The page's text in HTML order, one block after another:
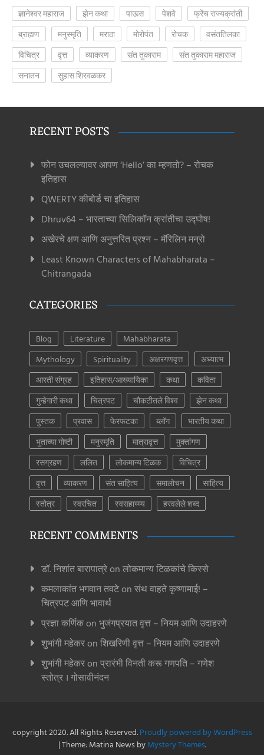
ज्ञानेश्वर महाराज
झेन कथा पाऊस पेशवे
फ्रेंच राज्यक्रांती
ब्राह्मण
मनुस्मृति मराठा मोरोपंत रोचक
वसंततिलका
विचित्र
वृत्त व्याकरण संत तुकाराम
संत तुकाराम महाराज
सनातन
सुहास शिरवळकर
RECENT POSTS
फोन उचलल्यावर आपण ‘Hello’ का म्हणतो? – रोचक
इतिहास
QWERTY कीबोर्ड चा इतिहास
Dhruv64 – भारताच्या सिलिकॉन क्रांतीचा उद्घोष!
अखेरचे क्षण आणि अनुत्तरित प्रश्न – मॅरिलिन मन्रो
Least Known Characters of Mahabharata –
Chitrangada
CATEGORIES
Blog Literature
Mahabharata
Mythology
Spirituality अक्षरगणवृत्त
अध्यात्म
आरती संग्रह
इतिहास/आख्यायिका कथा
कविता
गुन्हेगारी कथा
चित्रपट चौकटीतले विश्व
झेन कथा
पुस्तक
प्रवास फेरफटका ब्लॉग
भारतीय कथा
भुताच्या गोष्टी
मनुस्मृति मात्रावृत्त
मुक्तांगण
रसग्रहण
ललित लोकमान्य टिळक
विचित्र
वृत्त
व्याकरण संत साहित्य समालोचन
साहित्य
स्तोत्र
स्वरचित स्वसहाय्य्य हरवलेले शब्द
RECENT COMMENTS
डॉ. निशांत बारापात्रेon लोकमान्य टिळकांचे किस्से
कमलाकांत भगवान तवटेon संथ वाहते कृष्णामाई! –
चित्रपट आणि भावार्थ
प्रज्ञा कर्णिकon भुजंगप्रयात वृत्त – नियम आणि उदाहरणे
शुभांगी महेकरon शिखरिणी वृत्त – नियम आणि उदाहरणे
शुभांगी महेकरon प्रारंभी विनती करू गणपति – गणेश
स्तोत्र । गोसावीनंदन
copyright 2020. All Rights Reserved.Proudly powered by WordPress
|Theme: Matina News byMystery Themes.